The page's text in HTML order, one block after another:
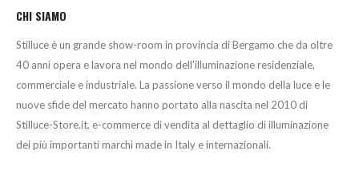
CHI SIAMO
Stilluce è un grande show-room in provincia di Bergamo che da oltre
40 anni opera e lavora nel mondo dell’illuminazione residenziale,
commerciale e industriale. La passione verso il mondo della luce e le
nuove sfide del mercato hanno portato alla nascita nel 2010 di
Stilluce-Store.it, e-commerce di vendita al dettaglio di illuminazione
dei più importanti marchi made in Italy e internazionali.